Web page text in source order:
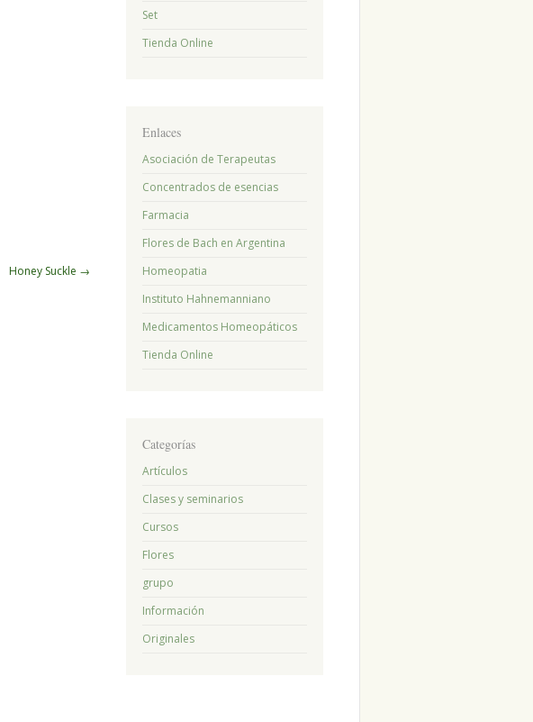
Honey Suckle →
Set
Tienda Online
Enlaces
Asociación de Terapeutas
Concentrados de esencias
Farmacia
Flores de Bach en Argentina
Homeopatia
Instituto Hahnemanniano
Medicamentos Homeopáticos
Tienda Online
Categorías
Artículos
Clases y seminarios
Cursos
Flores
grupo
Información
Originales